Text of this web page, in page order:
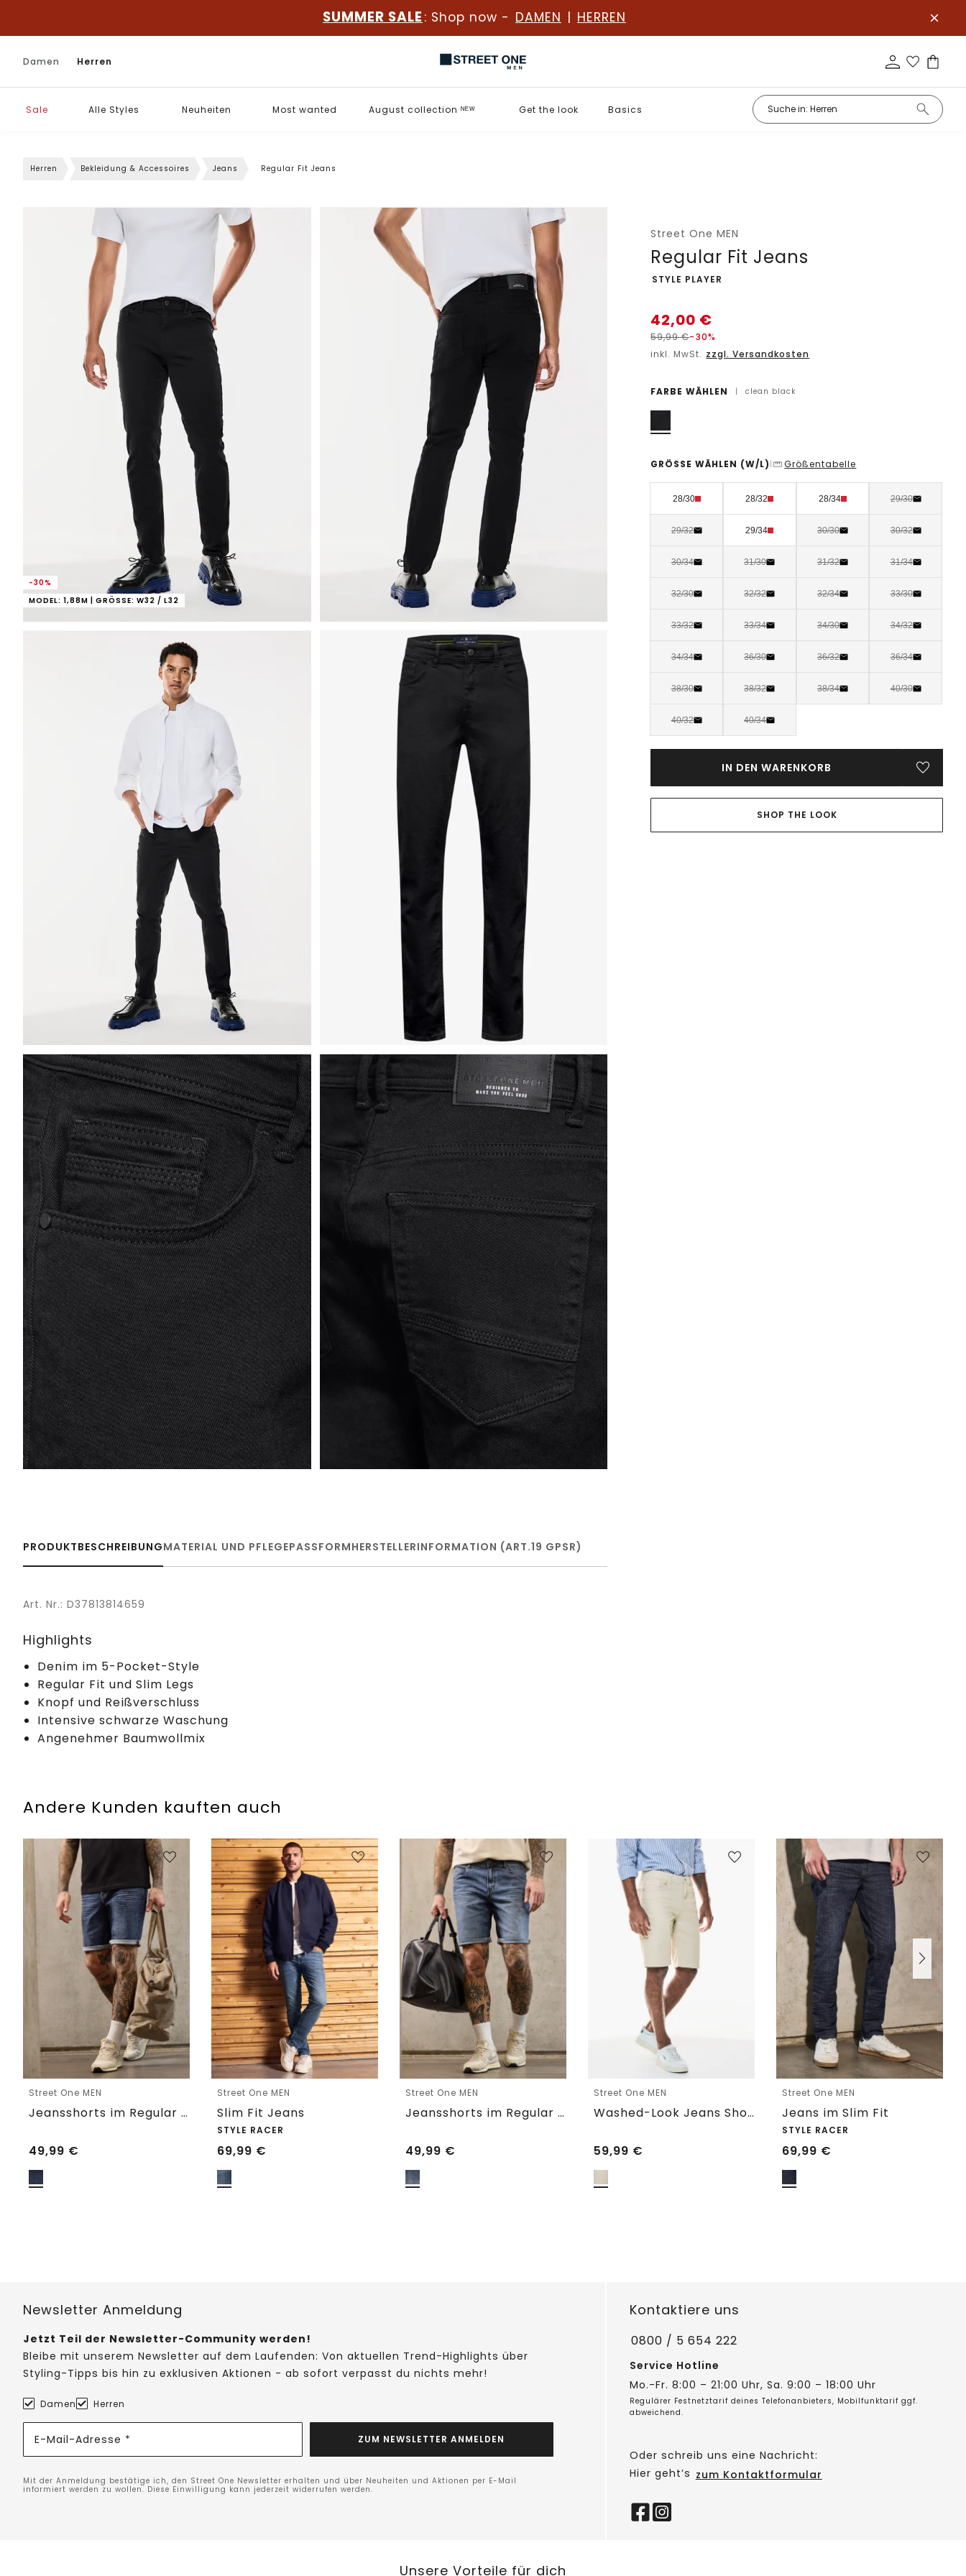
SUMMER SALE : Shop now - DAMEN | HERREN
Damen Herren
Sale Alle Styles Neuheiten Most wanted August collection ᴺᴱᵂ Get the look Basics
Herren Bekleidung & Accessoires Jeans Regular Fit Jeans
-30%
MODEL: 1,88M | GRÖSSE: W32 / L32
Street One MEN
Regular Fit Jeans
-
STYLE PLAYER
42,00 €
59,99€-30%
inkl. MwSt. zzgl. Versandkosten
FARBE WÄHLEN | clean black
GRÖSSE WÄHLEN (W/L) | Größentabelle
28/30 28/32 28/34 29/30
29/32 29/34 30/30 30/32
30/34 31/30 31/32 31/34
32/30 32/32 32/34 33/30
33/32 33/34 34/30 34/32
34/34 36/30 36/32 36/34
38/30 38/32 38/34 40/30
40/32 40/34
IN DEN WARENKORB
SHOP THE LOOK
PRODUKTBESCHREIBUNGMATERIAL UND PFLEGEPASSFORMHERSTELLERINFORMATION (ART.19 GPSR)
Art. Nr.: D37813814659
Highlights
Denim im 5-Pocket-Style
Regular Fit und Slim Legs
Knopf und Reißverschluss
Intensive schwarze Waschung
Angenehmer Baumwollmix
Andere Kunden kauften auch
Street One MEN
Jeansshorts im Regular Fit
49,99 €
Street One MEN
Slim Fit Jeans
STYLE RACER
69,99 €
Street One MEN
Jeansshorts im Regular Fit
49,99 €
Street One MEN
Washed-Look Jeans Shorts
59,99 €
Street One MEN
Jeans im Slim Fit
STYLE RACER
69,99 €
Newsletter Anmeldung
Jetzt Teil der Newsletter-Community werden!
Bleibe mit unserem Newsletter auf dem Laufenden: Von aktuellen Trend-Highlights über
Styling-Tipps bis hin zu exklusiven Aktionen - ab sofort verpasst du nichts mehr!
Damen Herren
E-Mail-Adresse * ZUM NEWSLETTER ANMELDEN
Mit der Anmeldung bestätige ich, den Street One Newsletter erhalten und über Neuheiten und Aktionen per E-Mail
informiert werden zu wollen. Diese Einwilligung kann jederzeit widerrufen werden.
Kontaktiere uns
0800 / 5 654 222
Service Hotline
Mo.-Fr. 8:00 – 21:00 Uhr, Sa. 9:00 – 18:00 Uhr
Regulärer Festnetztarif deines Telefonanbieters, Mobilfunktarif ggf.
abweichend.
Oder schreib uns eine Nachricht:
Hier geht’s zum Kontaktformular
Unsere Vorteile für dich